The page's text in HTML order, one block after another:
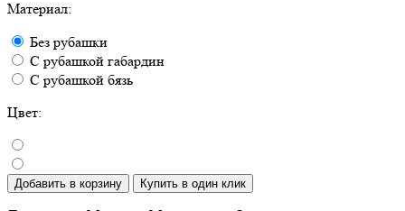
Материал:
Без рубашки
С рубашкой габардин
С рубашкой бязь
Цвет:
Добавить в корзину Купить в один клик